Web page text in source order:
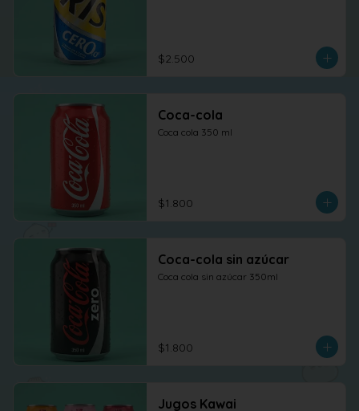
$2.500
Coca-cola
Coca cola 350 ml
$1.800
Coca-cola sin azúcar
Coca cola sin azúcar 350ml
$1.800
Jugos Kawai